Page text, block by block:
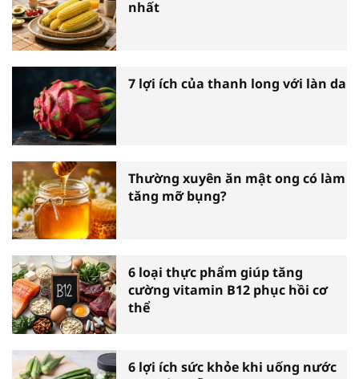
nhất
7 lợi ích của thanh long với làn da
Thường xuyên ăn mật ong có làm
tăng mỡ bụng?
6 loại thực phẩm giúp tăng
cường vitamin B12 phục hồi cơ
thể
6 lợi ích sức khỏe khi uống nước